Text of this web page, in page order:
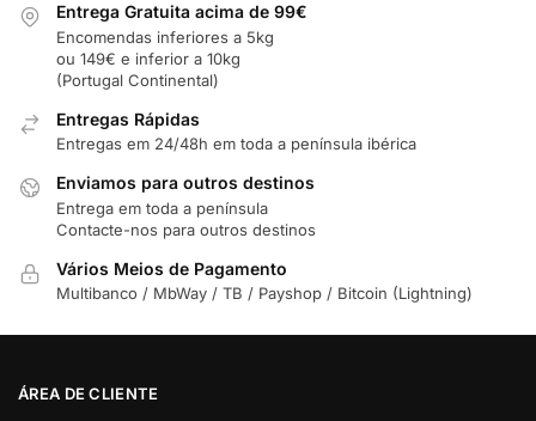
Entrega Gratuita acima de 99€
Encomendas inferiores a 5kg
ou 149€ e inferior a 10kg
(Portugal Continental)
Entregas Rápidas
Entregas em 24/48h em toda a península ibérica
Enviamos para outros destinos
Entrega em toda a península
Contacte-nos para outros destinos
Vários Meios de Pagamento
Multibanco / MbWay / TB / Payshop / Bitcoin (Lightning)
ÁREA DE CLIENTE